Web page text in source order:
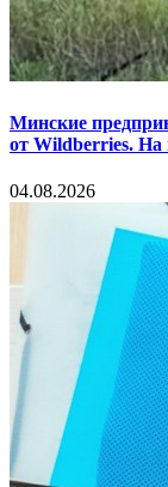
Минские
от Wildberries.
04.08.2026